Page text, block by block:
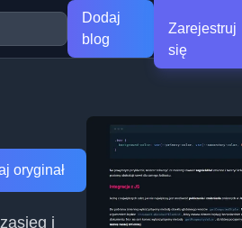
Dodaj
blog
Zarejestruj
się
oryginał
i